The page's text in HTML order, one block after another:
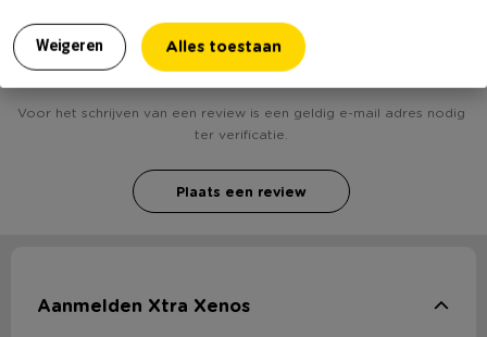
Weigeren Alles toestaan
Heb jij Kaars rustiek - ivoor/goud - 6.5x8 cm? Schrijf
een review!
Voor het schrijven van een review is een geldig e-mail adres nodig
ter verificatie.
Plaats een review
Aanmelden Xtra Xenos